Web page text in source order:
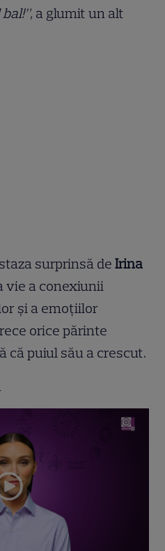
a glumit un alt
surprinsă deIrina
vie a conexiunii
și a emoțiilor
orice părinte
că puiul său a crescut.